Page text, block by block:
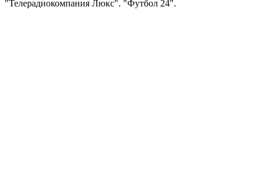
"Телерадиокомпания Люкс". "Футбол 24".